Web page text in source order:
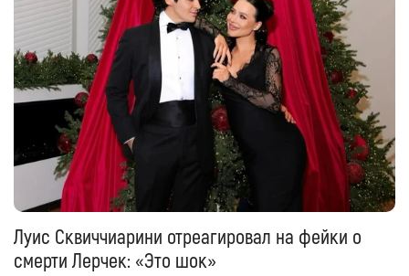
Луис Сквиччиарини отреагировал на фейки о
смерти Лерчек: «Это шок»